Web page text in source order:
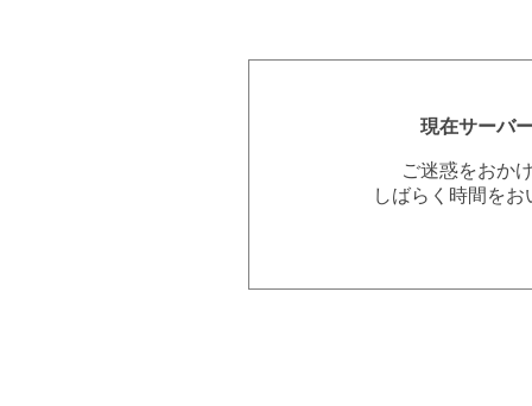
現在サーバ
ご迷惑をおか
しばらく時間を